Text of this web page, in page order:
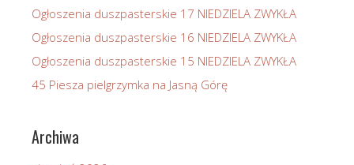
Ogłoszenia duszpasterskie 17 NIEDZIELA ZWYKŁA
Ogłoszenia duszpasterskie 16 NIEDZIELA ZWYKŁA
Ogłoszenia duszpasterskie 15 NIEDZIELA ZWYKŁA
45 Piesza pielgrzymka na Jasną Górę
Archiwa